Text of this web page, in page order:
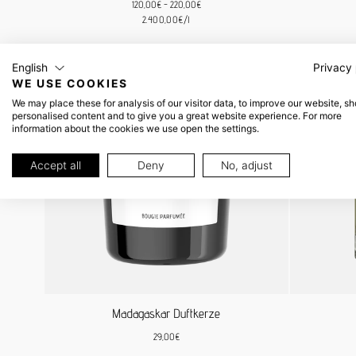
Mindestpreis
120,00€ - Höchstpreis
220,00€
Stückpreis
2.400,00€/l
Madagaskar Duftkerze
Regulärer
29,00€
English
Privacy
WE USE COOKIES
We may place these for analysis of our visitor data, to improve our website,
personalised content and to give you a great website experience. For more
information about the cookies we use open the settings.
Accept all Deny No, adjust